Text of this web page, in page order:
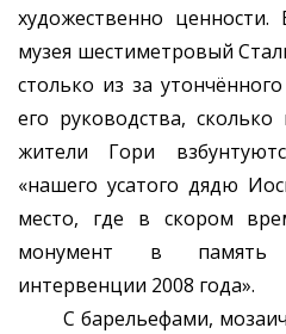
художественно
музея шестиметровый
столько из за
его руководства,
жители Гори
«нашего усатого дядю
место, где в скором
монумент в память
интервенции 2008 года».
С барельефами,